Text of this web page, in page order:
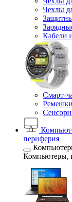
Чехлы
Кабели
Смарт-
периферия
Компьютеры,